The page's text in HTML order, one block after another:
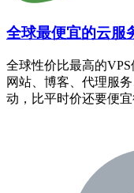
全球最便宜的云服
全球性价比最高的
网站、博客、代理服
动，比平时价还要便